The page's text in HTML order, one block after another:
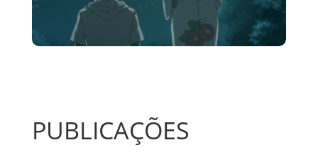
PUBLICAÇÕES